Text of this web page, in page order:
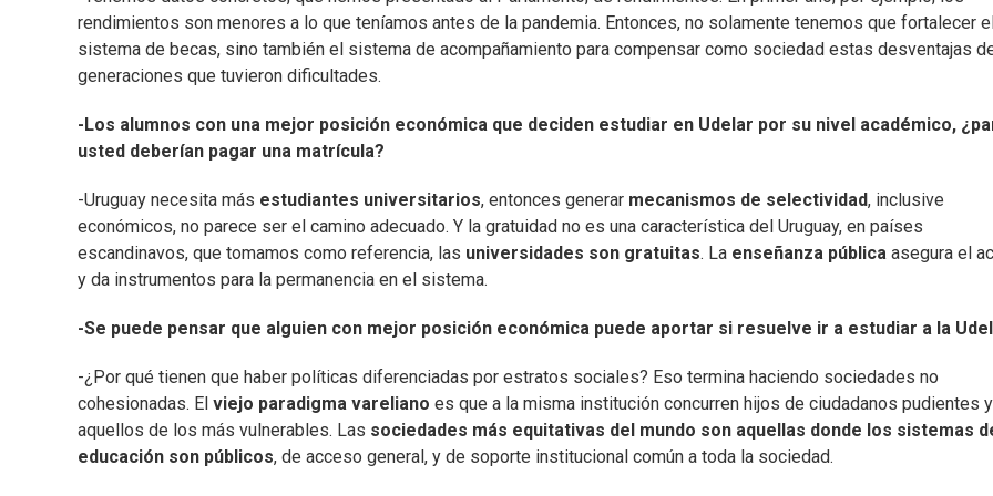
rendimientos son menores a lo que teníamos antes de la pandemia. Entonces, no solamente tenemos que fortalecer el
sistema de becas, sino también el sistema de acompañamiento para compensar como sociedad estas desventajas
generaciones que tuvieron dificultades.
-Los alumnos con una mejor posición económica que deciden estudiar en Udelar por su nivel académico,
usted deberían pagar una matrícula?
-Uruguay necesita más estudiantes universitarios, entonces generar mecanismos de selectividad, inclusive
económicos, no parece ser el camino adecuado. Y la gratuidad no es una característica del Uruguay, en países
escandinavos, que tomamos como referencia, las universidades son gratuitas. La enseñanza pública asegura el
y da instrumentos para la permanencia en el sistema.
-Se puede pensar que alguien con mejor posición económica puede aportar si resuelve ir a estudiar a la
-¿Por qué tienen que haber políticas diferenciadas por estratos sociales? Eso termina haciendo sociedades no
cohesionadas. El viejo paradigma vareliano es que a la misma institución concurren hijos de ciudadanos pudientes y
aquellos de los más vulnerables. Las sociedades más equitativas del mundo son aquellas donde los sistemas
educación son públicos, de acceso general, y de soporte institucional común a toda la sociedad.